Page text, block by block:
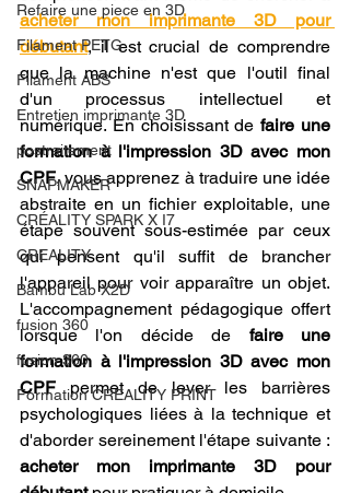
Refaire une piece en 3D
Filament PETG
Filament ABS
Entretien imprimante 3D
postraitement
SNAPMAKER
CRÉALITY SPARK X I7
CREALITY
Bambu Lab X2D
fusion 360
fusion 360
Formation CREALITY PRINT
acheter mon imprimante 3D pour
débutant, il est crucial de comprendre
que la machine n'est que l'outil final
d'un processus intellectuel et
numérique. En choisissant de faire une
formation à l'impression 3D avec mon
CPF, vous apprenez à traduire une idée
abstraite en un fichier exploitable, une
étape souvent sous-estimée par ceux
qui pensent qu'il suffit de brancher
l'appareil pour voir apparaître un objet.
L'accompagnement pédagogique offert
lorsque l'on décide de faire une
formation à l'impression 3D avec mon
CPF permet de lever les barrières
psychologiques liées à la technique et
acheter mon imprimante 3D pour